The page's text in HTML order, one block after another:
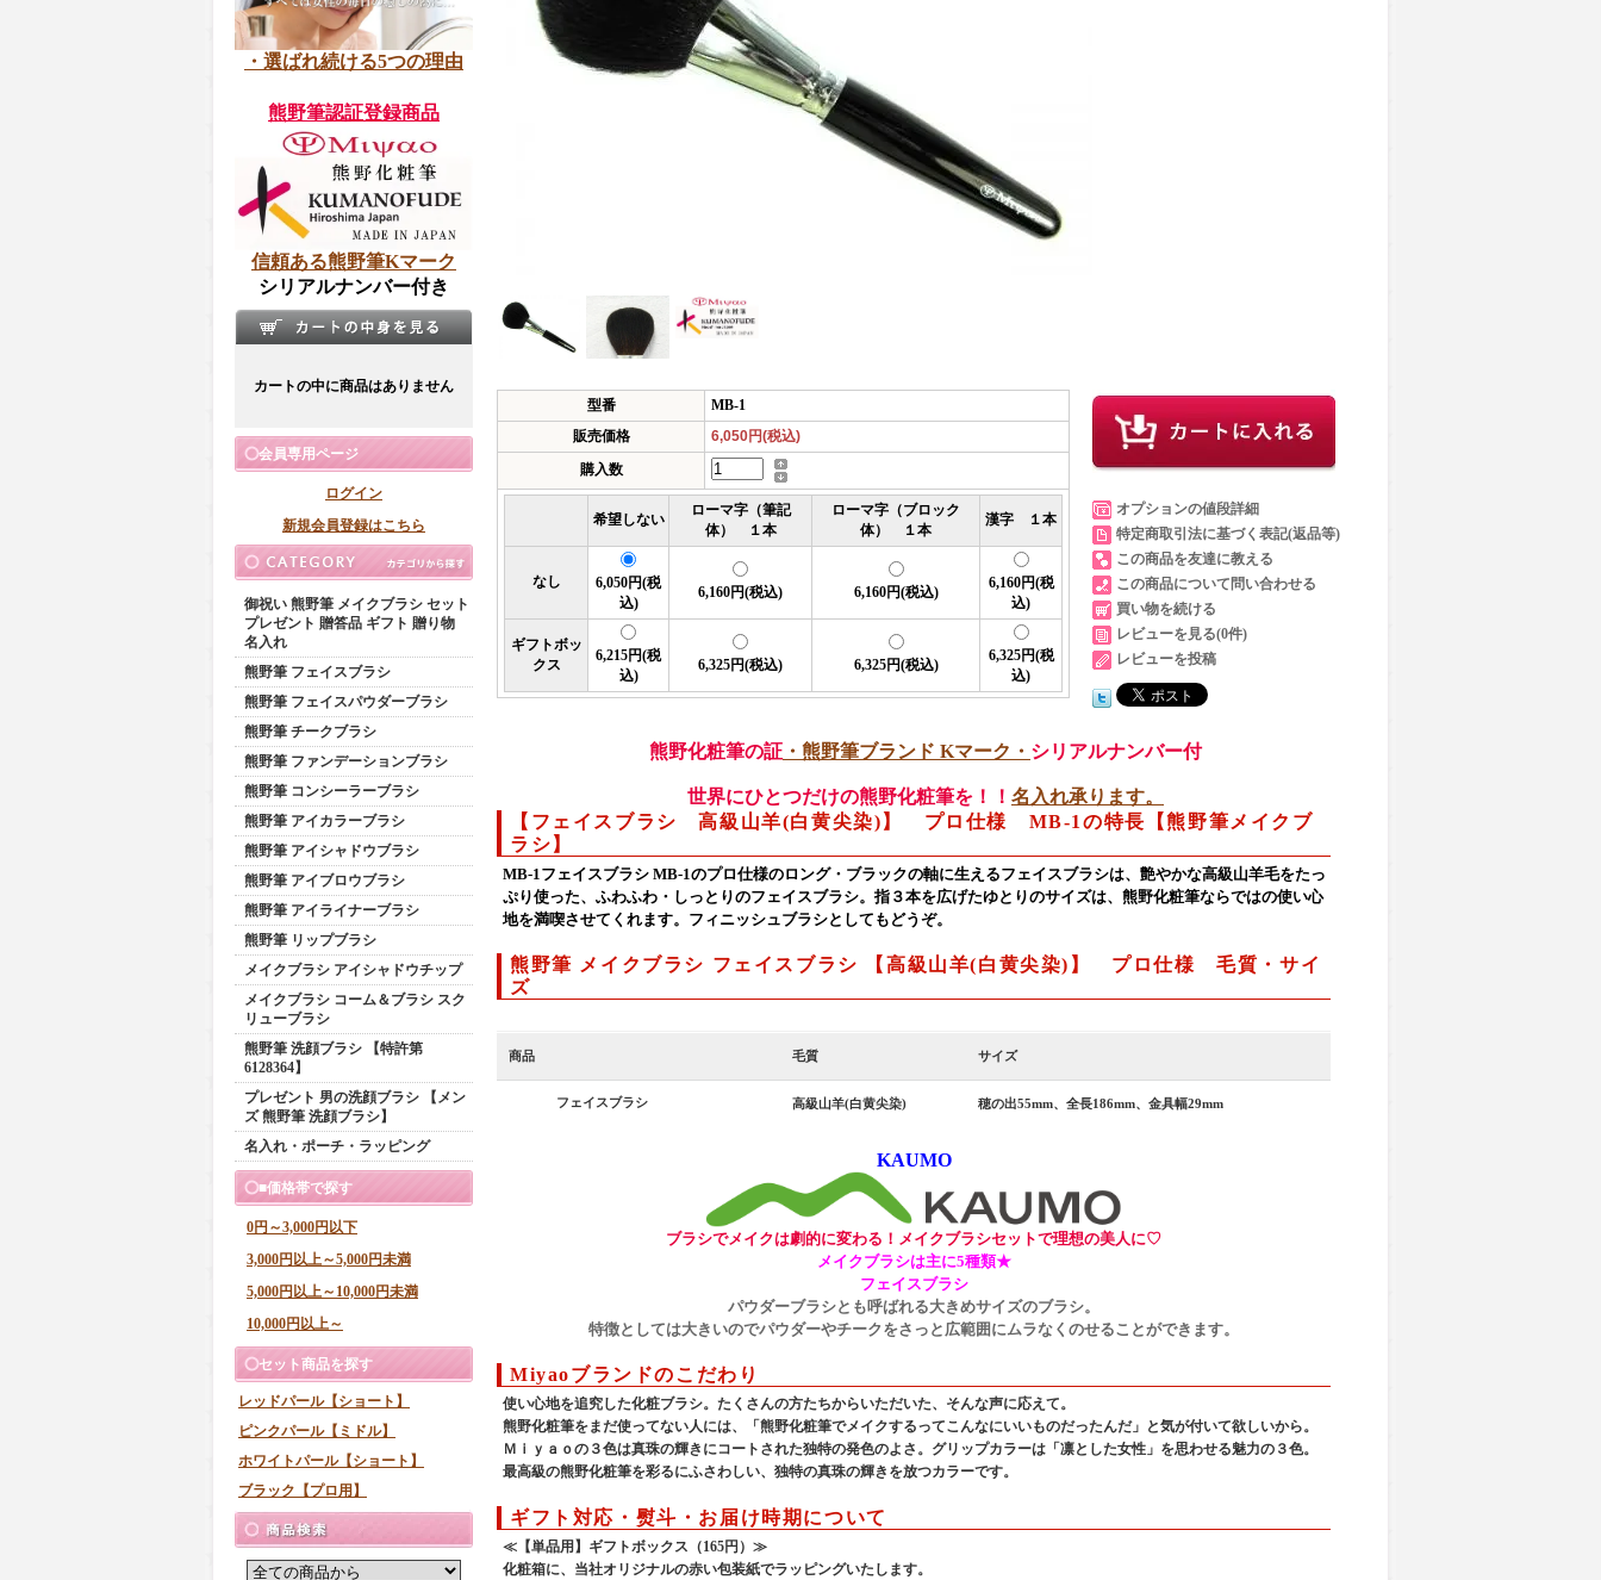
・選ばれ続ける5つの理由
熊野筆認証登録商品
信頼ある熊野筆Kマーク
シリアルナンバー付き
カートの中に商品はありません
会員専用ページ
ログイン
新規会員登録はこちら
御祝い 熊野筆 メイクブラシ セット
プレゼント 贈答品 ギフト 贈り物
名入れ
熊野筆 フェイスブラシ
熊野筆 フェイスパウダーブラシ
熊野筆 チークブラシ
熊野筆 ファンデーションブラシ
熊野筆 コンシーラーブラシ
熊野筆 アイカラーブラシ
熊野筆 アイシャドウブラシ
熊野筆 アイブロウブラシ
熊野筆 アイライナーブラシ
熊野筆 リップブラシ
メイクブラシ アイシャドウチップ
メイクブラシ コーム＆ブラシ スク
リューブラシ
熊野筆 洗顔ブラシ 【特許第
6128364】
プレゼント 男の洗顔ブラシ 【メン
ズ 熊野筆 洗顔ブラシ】
名入れ・ポーチ・ラッピング
■価格帯で探す
0円～3,000円以下
3,000円以上～5,000円未満
5,000円以上～10,000円未満
10,000円以上～
セット商品を探す
レッドパール【ショート】
ピンクパール【ミドル】
ホワイトパール【ショート】
ブラック【プロ用】
型番
MB-1
販売価格
6,050円(税込)
購入数
希望しない
ローマ字（筆記
体） １本
ローマ字（ブロック
体） １本
漢字 １本
なし
6,050円(税
込)
6,160円(税込) 6,160円(税込)
6,160円(税
込)
ギフトボッ
クス
6,215円(税
込)
6,325円(税込) 6,325円(税込)
6,325円(税
込)
オプションの値段詳細
特定商取引法に基づく表記(返品等)
この商品を友達に教える
この商品について問い合わせる
買い物を続ける
レビューを見る(0件)
レビューを投稿
熊野化粧筆の証 ・熊野筆ブランド Kマーク・ シリアルナンバー付
世界にひとつだけの熊野化粧筆を！！ 名入れ承ります。
【フェイスブラシ 高級山羊(白黄尖染)】 プロ仕様 MB-1の特長【熊野筆メイクブ
ラシ】
MB-1フェイスブラシ MB-1のプロ仕様のロング・ブラックの軸に生えるフェイスブラシは、艶やかな高級山羊毛をたっ
ぷり使った、ふわふわ・しっとりのフェイスブラシ。指３本を広げたゆとりのサイズは、熊野化粧筆ならではの使い心
地を満喫させてくれます。フィニッシュブラシとしてもどうぞ。
熊野筆 メイクブラシ フェイスブラシ 【高級山羊(白黄尖染)】 プロ仕様 毛質・サイ
ズ
商品 毛質 サイズ
フェイスブラシ 高級山羊(白黄尖染) 穂の出55mm、全長186mm、金具幅29mm
KAUMO
ブラシでメイクは劇的に変わる！メイクブラシセットで理想の美人に♡
メイクブラシは主に5種類★
フェイスブラシ
パウダーブラシとも呼ばれる大きめサイズのブラシ。
特徴としては大きいのでパウダーやチークをさっと広範囲にムラなくのせることができます。
Miyaoブランドのこだわり
使い心地を追究した化粧ブラシ。たくさんの方たちからいただいた、そんな声に応えて。
熊野化粧筆をまだ使ってない人には、「熊野化粧筆でメイクするってこんなにいいものだったんだ」と気が付いて欲しいから。
Ｍｉｙａｏの３色は真珠の輝きにコートされた独特の発色のよさ。グリップカラーは「凛とした女性」を思わせる魅力の３色。
最高級の熊野化粧筆を彩るにふさわしい、独特の真珠の輝きを放つカラーです。
ギフト対応・熨斗・お届け時期について
≪【単品用】ギフトボックス（165円）≫
化粧箱に、当社オリジナルの赤い包装紙でラッピングいたします。